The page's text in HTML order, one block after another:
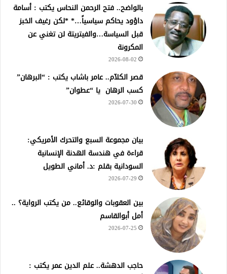
بالواضح.. فتح الرحمن النحاس يكتب : أسامة
داؤود يحاكم سياسياً…* *لكن رغيف الخبز
قبل السياسة…والفيتريتة لن تغني عن
المكرونة
2026-08-02
قصر الكلآم.. عامر باشاب يكتب : “البرهان”
كسب الرهان يا “عطوان”
2026-07-30
بيان مجموعة السبع والتحرك الأمريكي:
قراءة في هندسة الهدنة الإنسانية
السودانية بقلم :د. أماني الطويل
2026-07-29
بين العقوبات والوقائع.. من يكتب الرواية؟ ..
أمل أبوالقاسم
2026-07-25
حاجب الدهشة.. علم الدين عمر يكتب :